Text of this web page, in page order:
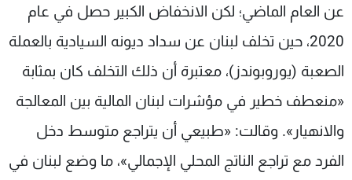
عن العام الماضي؛ لكن الانخفاض الكبير حصل في عام
2020، حين تخلف لبنان عن سداد ديونه السيادية بالعملة
الصعبة (يوروبوندز)، معتبرة أن ذلك التخلف كان بمثابة
«منعطف خطير في مؤشرات لبنان المالية بين المعالجة
والانهيار». وقالت: «طبيعي أن يتراجع متوسط دخل
الفرد مع تراجع الناتج المحلي الإجمالي»، ما وضع لبنان في